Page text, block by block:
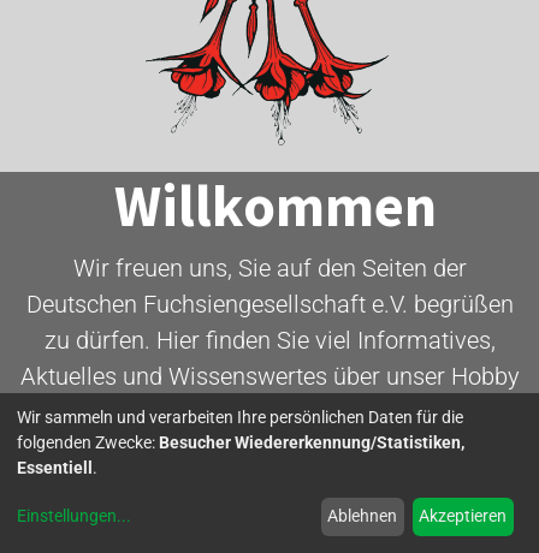
Willkommen
Wir freuen uns, Sie auf den Seiten der
Deutschen Fuchsiengesellschaft e.V. begrüßen
zu dürfen. Hier finden Sie viel Informatives,
Aktuelles und Wissenswertes über unser Hobby
- die Fuchsie.
Wir sammeln und verarbeiten Ihre persönlichen Daten für die
folgenden Zwecke: Besucher Wiedererkennung/Statistiken,
Essentiell .
Einstellungen... Ablehnen Akzeptieren